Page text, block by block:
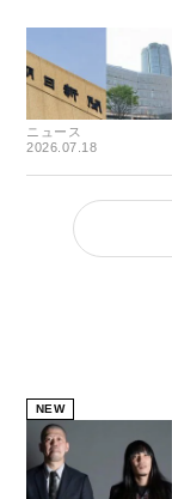
ニュース
2026.07.18
NEW